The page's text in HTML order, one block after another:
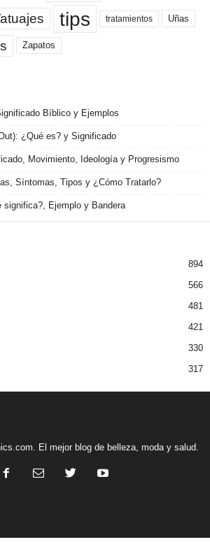
tips tratamientos Uñas
Zapatos
Bíblico y Ejemplos
¿Qué es? y Significado
Movimiento, Ideología y Progresismo
Síntomas, Tipos y ¿Cómo Tratarlo?
significa?, Ejemplo y Bandera
894
566
481
421
330
317
El mejor blog de belleza, moda y salud.